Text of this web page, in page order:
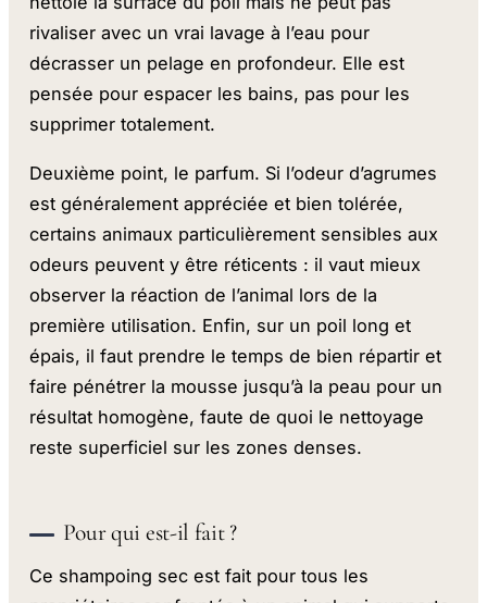
rivaliser avec un vrai lavage à l’eau pour
décrasser un pelage en profondeur. Elle est
pensée pour espacer les bains, pas pour les
supprimer totalement.
Deuxième point, le parfum. Si l’odeur d’agrumes
est généralement appréciée et bien tolérée,
certains animaux particulièrement sensibles aux
odeurs peuvent y être réticents : il vaut mieux
observer la réaction de l’animal lors de la
première utilisation. Enfin, sur un poil long et
épais, il faut prendre le temps de bien répartir et
faire pénétrer la mousse jusqu’à la peau pour un
résultat homogène, faute de quoi le nettoyage
reste superficiel sur les zones denses.
Pour qui est-il fait ?
Ce shampoing sec est fait pour tous les